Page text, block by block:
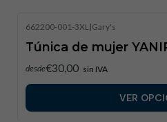
662200-001-3XL|Gary's
Túnica de mujer
desde€30,00 sin IVA
VER